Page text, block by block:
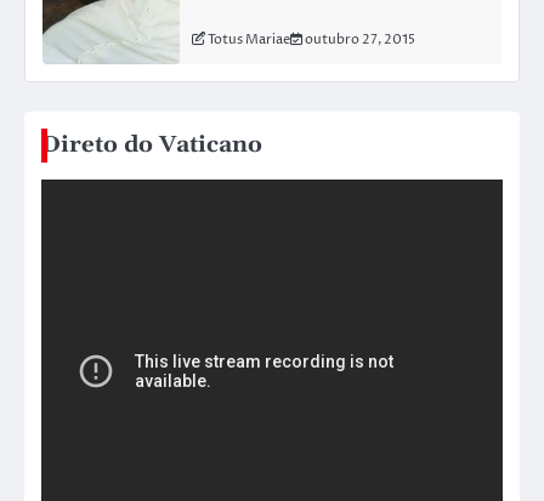
Totus Mariae outubro 27, 2015
Direto do Vaticano